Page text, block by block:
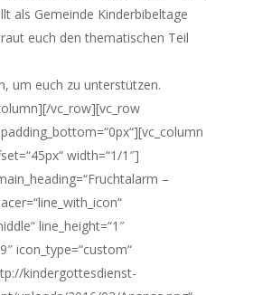
als Gemeinde Kinderbibeltage
euch den thematischen Teil
um euch zu unterstützen.
vc_row][vc_row
width=“1/1″]
–
line_height=“1″
icon_type=“custom“
kindergottesdienst-